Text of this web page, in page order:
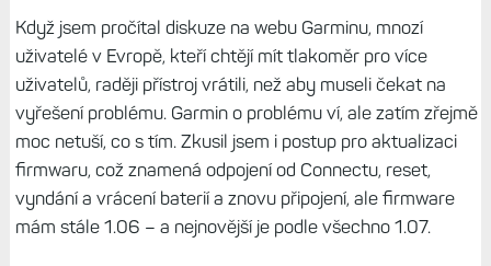
Když jsem pročítal diskuze na webu Garminu, mnozí
uživatelé v Evropě, kteří chtějí mít tlakoměr pro více
uživatelů, raději přístroj vrátili, než aby museli čekat na
vyřešení problému. Garmin o problému ví, ale zatím zřejmě
moc netuší, co s tím. Zkusil jsem i postup pro aktualizaci
firmwaru, což znamená odpojení od Connectu, reset,
vyndání a vrácení baterií a znovu připojení, ale firmware
mám stále 1.06 – a nejnovější je podle všechno 1.07.